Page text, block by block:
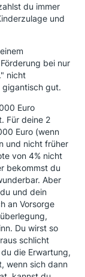
du immer
und
bei nur
nicht
gigantisch gut.
Euro
Für deine 2
Euro (wenn
und nicht früher
von 4% nicht
bekommst du
Aber
und dein
an Vorsorge
Du wirst so
schlicht
die Erwartung,
wenn sich dann